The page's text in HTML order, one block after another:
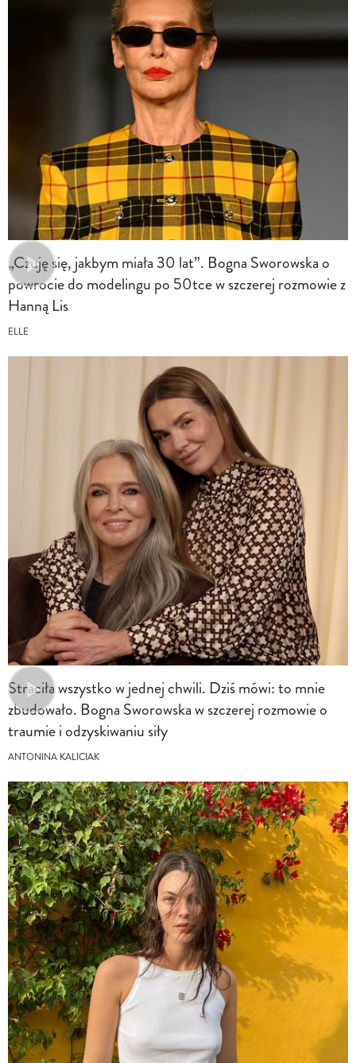
„Czuję się, jakbym miała 30 lat”. Bogna Sworowska o
powrocie do modelingu po 50tce w szczerej rozmowie z
Hanną Lis
ELLE
Straciła wszystko w jednej chwili. Dziś mówi: to mnie
zbudowało. Bogna Sworowska w szczerej rozmowie o
traumie i odzyskiwaniu siły
ANTONINA KALICIAK